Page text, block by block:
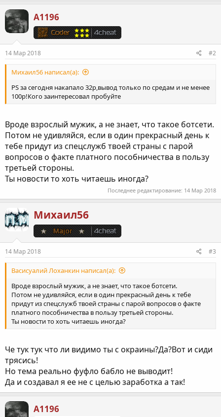
A1196
14 Мар 2018 #2
Михаил56 написал(а):
PS за сегодня накапало 32р,вывод только по средам и не менее
100р!Кого заинтересовал пробуйте
Вроде взрослый мужик, а не знает, что такое ботсети.
Потом не удивляйся, если в один прекрасный день к
тебе придут из спецслужб твоей страны с парой
вопросов о факте платного пособничества в пользу
третьей стороны.
Ты новости то хоть читаешь иногда?
Последнее редактирование: 14 Мар 2018
Михаил56
14 Мар 2018 #3
Васисуалий Лоханкин написал(а):
Вроде взрослый мужик, а не знает, что такое ботсети.
Потом не удивляйся, если в один прекрасный день к тебе
придут из спецслужб твоей страны с парой вопросов о факте
платного пособничества в пользу третьей стороны.
Ты новости то хоть читаешь иногда?
Че тук тук что ли видимо ты с окраины?Да?Вот и сиди
трясись!
Но тема реально фуфло бабло не выводит!
Да и создавал я ее не с целью заработка а так!
A1196